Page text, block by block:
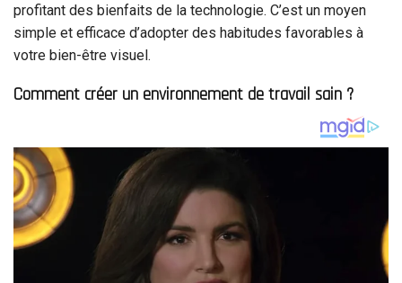
profitant des bienfaits de la technologie. C’est un moyen
simple et efficace d’adopter des habitudes favorables à
votre bien-être visuel.
Comment créer un environnement de travail sain ?